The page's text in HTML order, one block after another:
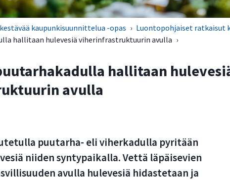
kaupunkisuunnittelua -opas › Luontopohjaiset ratkaisut
hallitaan hulevesiä viherinfrastruktuurin avulla ›
hallitaan
avulla
puutarha- eli viherkadulla pyritään
niiden syntypaikalla. Vettä läpäisevien
avulla hulevesiä hidastetaan ja